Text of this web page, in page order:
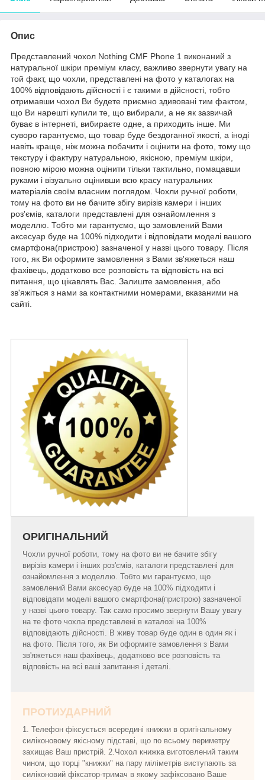
Опис
Представлений чохол Nothing CMF Phone 1 виконаний з
натуральної шкіри преміум класу, важливо звернути увагу на
той факт, що чохли, представлені на фото у каталогах на
100% відповідають дійсності і є такими в дійсності, тобто
отримавши чохол Ви будете приємно здивовані тим фактом,
що Ви нарешті купили те, що вибирали, а не як зазвичай
буває в інтернеті, вибираєте одне, а приходить інше. Ми
суворо гарантуємо, що товар буде бездоганної якості, а іноді
навіть краще, ніж можна побачити і оцінити на фото, тому що
текстуру і фактуру натуральною, якісною, преміум шкіри,
повною мірою можна оцінити тільки тактильно, помацавши
руками і візуально оцінивши всю красу натуральних
матеріалів своїм власним поглядом. Чохли ручної роботи,
тому на фото ви не бачите збігу вирізів камери і інших
роз'ємів, каталоги представлені для ознайомлення з
моделлю. Тобто ми гарантуємо, що замовлений Вами
аксесуар буде на 100% підходити і відповідати моделі вашого
смартфона(пристрою) зазначеної у назві цього товару. Після
того, як Ви оформите замовлення з Вами зв'яжеться наш
фахівець, додатково все розповість та відповість на всі
питання, що цікавлять Вас. Залиште замовлення, або
зв'яжіться з нами за контактними номерами, вказаними на
сайті.
ОРИГІНАЛЬНИЙ
Чохли ручної роботи, тому на фото ви не бачите збігу
вирізів камери і інших роз'ємів, каталоги представлені для
ознайомлення з моделлю. Тобто ми гарантуємо, що
замовлений Вами аксесуар буде на 100% підходити і
відповідати моделі вашого смартфона(пристрою) зазначеної
у назві цього товару. Так само просимо звернути Вашу увагу
на те фото чохла представлені в каталозі на 100%
відповідають дійсності. В живу товар буде один в один як і
на фото. Після того, як Ви оформите замовлення з Вами
зв'яжеться наш фахівець, додатково все розповість та
відповість на всі ваші запитання і деталі.
ПРОТИУДАРНИЙ
1. Телефон фіксується всередині книжки в оригінальному
силіконовому якісному підставі, що по всьому периметру
захищає Ваш пристрій. 2.Чохол книжка виготовлений таким
чином, що торці "книжки" на пару міліметрів виступають за
силіконовий фіксатор-тримач в якому зафіксовано Ваше